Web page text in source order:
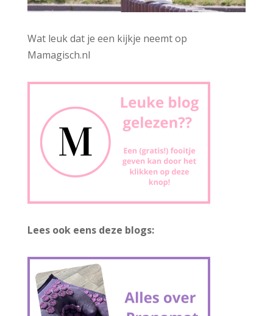
Wat leuk dat je een kijkje neemt op
Mamagisch.nl
Lees ook eens deze blogs: